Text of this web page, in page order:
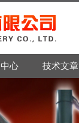
心 技术文章